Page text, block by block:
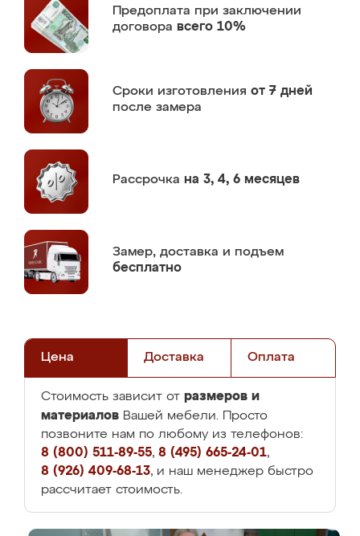
Предоплата при заключении
договора всего 10%
Сроки изготовления от 7 дней
после замера
Рассрочка на 3, 4, 6 месяцев
Замер, доставка и подъем
бесплатно
Цена Доставка Оплата
Стоимость зависит от размеров и
материалов Вашей мебели. Просто
позвоните нам по любому из телефонов:
8 (800) 511-89-55, 8 (495) 665-24-01,
8 (926) 409-68-13, и наш менеджер быстро
рассчитает стоимость.